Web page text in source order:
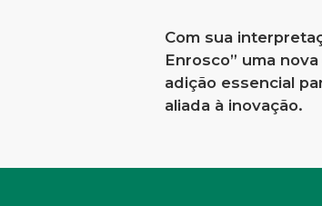
Com sua
Enrosco” uma
adição essencial
aliada à inovação.